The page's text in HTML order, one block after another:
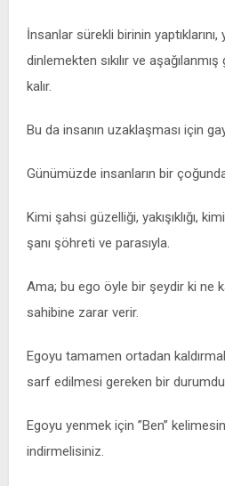
İnsanlar sürekli birinin yaptıklarını,
dinlemekten sıkılır ve
kalır.
Bu da insanın uzaklaşması için
Günümüzde insanların bir
Kimi şahsi güzelliği, yakışıklığı,
şanı şöhreti ve parasıyla.
Ama; bu ego öyle bir şeydir ki ne
sahibine zarar verir.
Egoyu tamamen ortadan
sarf edilmesi gereken bir
Egoyu yenmek için ”Ben”
indirmelisiniz.